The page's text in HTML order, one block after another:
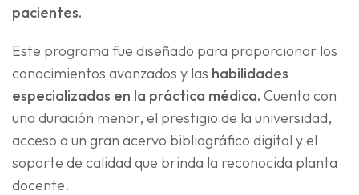
pacientes.
Este programa fue diseñado para proporcionar los
conocimientos avanzados y las habilidades
especializadas en la práctica médica. Cuenta con
una duración menor, el prestigio de la universidad,
acceso a un gran acervo bibliográfico digital y el
soporte de calidad que brinda la reconocida planta
docente.